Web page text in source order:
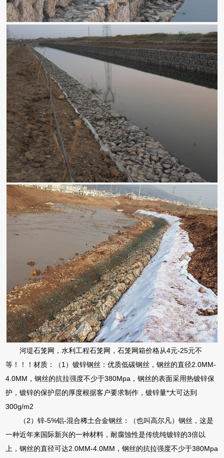
河堤石笼网，水利工程石笼网，石笼网箱价格从4元-25元不
等！！！材质：（1）镀锌钢丝：优质低碳钢丝，钢丝的直径2.0MM-
4.0MM，钢丝的抗拉强度不少于380Mpa，钢丝的表面采用热镀锌保
护，镀锌的保护层的厚度根据客户要求制作，镀锌量*大可达到
300g/m2
（2）锌-5%铝-混合稀土合金钢丝：（也叫高尔凡）钢丝，这是
一种近年来国际新兴的一种材料，耐腐蚀性是传统纯镀锌的3倍以
上，钢丝的直径可达2.0MM-4.0MM，钢丝的抗拉强度不少于380Mpa